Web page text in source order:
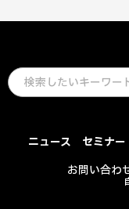
ニュース セミナー
お問い合わ